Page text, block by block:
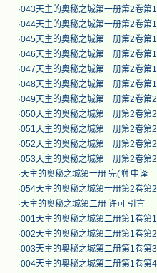
·043天主的奥秘之城第一册第2卷第1
·044天主的奥秘之城第一册第2卷第1
·045天主的奥秘之城第一册第2卷第1
·046天主的奥秘之城第一册第2卷第1
·047天主的奥秘之城第一册第2卷第1
·048天主的奥秘之城第一册第2卷第1
·049天主的奥秘之城第一册第2卷第2
·050天主的奥秘之城第一册第2卷第2
·051天主的奥秘之城第一册第2卷第2
·052天主的奥秘之城第一册第2卷第2
·053天主的奥秘之城第一册第2卷第2
·天主的奥秘之城第一册 完(附 中译
·054天主的奥秘之城第一册第2卷第2
·天主的奥秘之城第二册 许可 引言
·001天主的奥秘之城第二册第1卷第1
·002天主的奥秘之城第二册第1卷第2
·003天主的奥秘之城第二册第1卷第3
·004天主的奥秘之城第二册第1卷第4